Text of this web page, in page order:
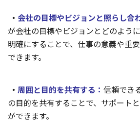
・ 会社の目標やビジョンと照らし合
が会社の目標やビジョンとどのよう
明確にすることで、仕事の意義や重
できます。
・ 周囲と目的を共有する： 信頼でき
の目的を共有することで、サポート
ができます。